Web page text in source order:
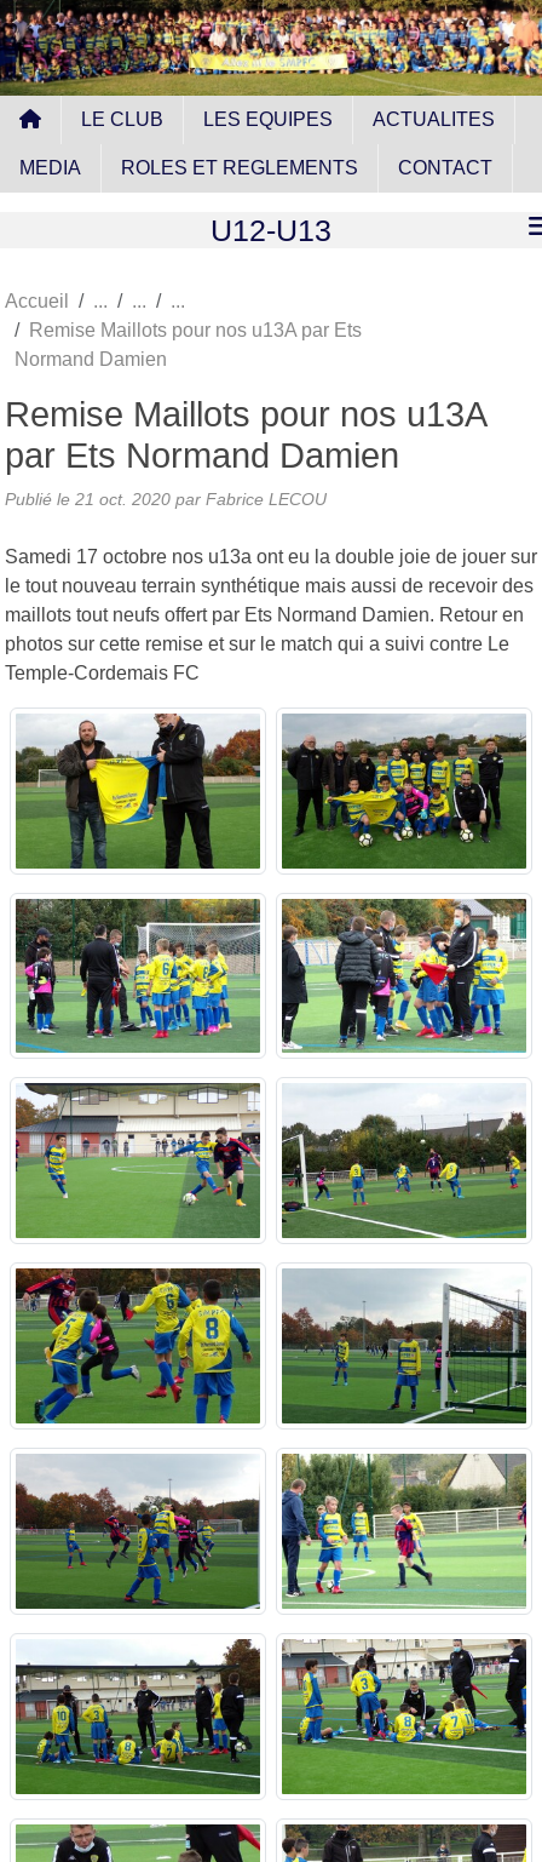
LE CLUB LES EQUIPES ACTUALITES
MEDIA ROLES ET REGLEMENTS CONTACT
U12-U13
Accueil
Remise Maillots pour nos u13A par Ets
Normand Damien
Remise Maillots pour nos u13A
par Ets Normand Damien
Publié le 21 oct. 2020 par Fabrice LECOU
Samedi 17 octobre nos u13a ont eu la double joie de jouer sur
le tout nouveau terrain synthétique mais aussi de recevoir des
maillots tout neufs offert par Ets Normand Damien. Retour en
photos sur cette remise et sur le match qui a suivi contre Le
Temple-Cordemais FC
Panneau de gestion des cookies